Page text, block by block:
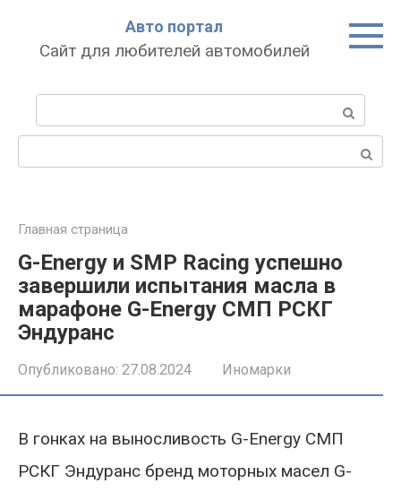
Авто портал
Сайт для любителей автомобилей
Главная страница
G-Energy и SMP Racing успешно
завершили испытания масла в
марафоне G-Energy СМП РСКГ
Эндуранс
Опубликовано: 27.08.2024 Иномарки
В гонках на выносливость G-Energy СМП
РСКГ Эндуранс бренд моторных масел G-